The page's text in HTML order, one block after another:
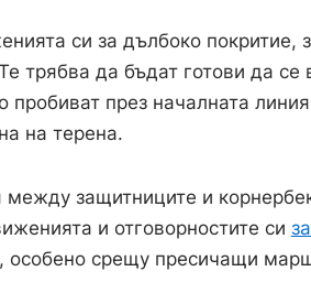
си за дълбоко покритие,
трябва да бъдат готови да
пробиват през началната
на терена.
между защитниците и
и отговорностите си
особено срещу пресичащи